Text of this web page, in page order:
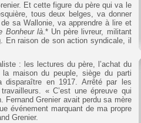
Et cette figure du père qui va le
tous deux belges, va donner
sa Wallonie, va apprendre à lire et
Bonheur là.* Un père livreur, militant
En raison de son action syndicale, il
: les lectures du père, l’achat du
maison du peuple, siège du parti
disparaître en 1917. Arrêté par les
« C’est une épreuve qui
Fernand Grenier avait perdu sa mère
événement marquant de ma propre
Grenier.